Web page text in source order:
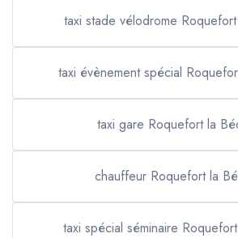
taxi stade vélodrome
taxi évènement spécial
taxi gare Roquefort la
chauffeur Roquefort la
taxi spécial séminaire